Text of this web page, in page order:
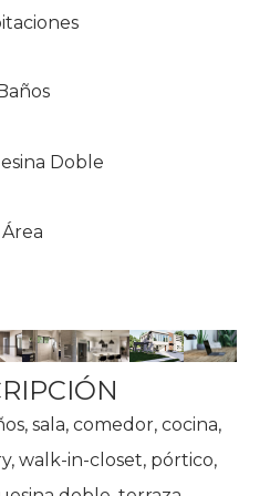
Doble
Área
sala, comedor, cocina,
walk-in-closet, pórtico,